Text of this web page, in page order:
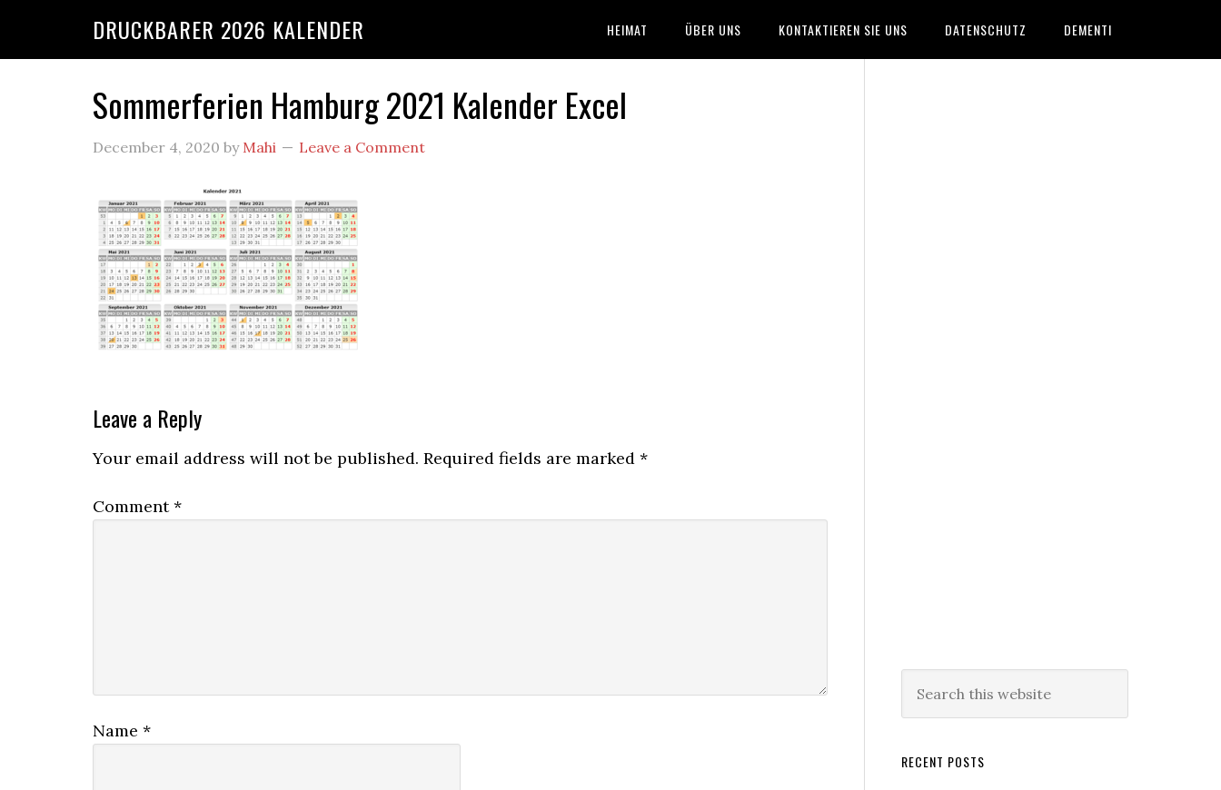
DRUCKBARER 2026 KALENDER HEIMAT ÜBER UNS KONTAKTIEREN SIE UNS DATENSCHUTZ DEMENTI
Sommerferien Hamburg 2021 Kalender Excel
December 4, 2020 by Mahi Leave a Comment
Leave a Reply
Your email address will not be published. Required fields are marked *
Comment*
Name *
RECENT POSTS